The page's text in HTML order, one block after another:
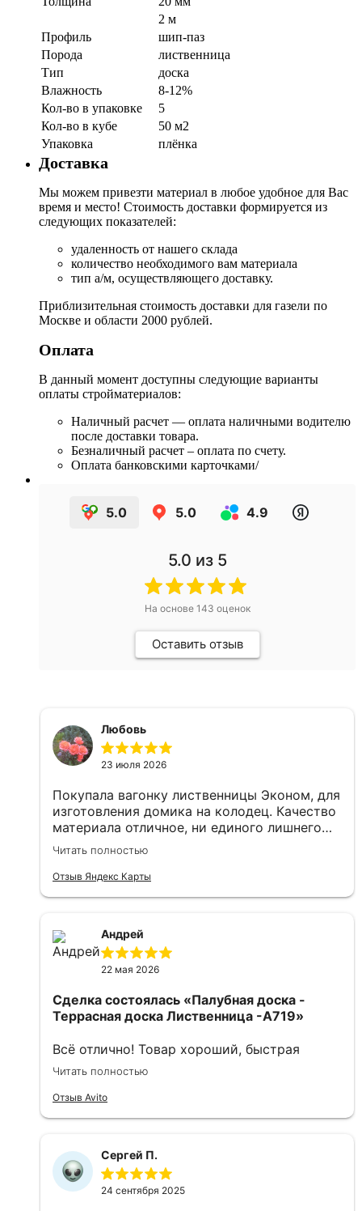
2 м
Профиль
шип-паз
Порода
лиственница
Тип
доска
Влажность
8-12%
Кол-во в упаковке
5
Кол-во в кубе
50 м2
Упаковка
плёнка
Доставка
Мы можем привезти материал в любое удобное для Вас
время и место! Стоимость доставки формируется из
следующих показателей:
удаленность от нашего склада
количество необходимого вам материала
тип а/м, осуществляющего доставку.
Приблизительная стоимость доставки для газели по
Москве и области 2000 рублей.
Оплата
В данный момент доступны следующие варианты
оплаты стройматериалов:
Наличный расчет — оплата наличными водителю
после доставки товара.
Безналичный расчет – оплата по счету.
Оплата банковскими карточками/
5.0 5.0 4.9
5.0 из 5
На основе 143 оценок
Оставить отзыв
Любовь
23 июля 2026
Покупала вагонку лиственницы Эконом, для
изготовления домика на колодец. Качество
материала отличное, ни единого лишнего
пятнышка . Хранение материала бережное ,
на складе и на территории порядок.
Персонал приветливый, дружно распилили
есть такие продавцы. Теперь знаю куда
обращаться, если понадобится купить
пиломатериалы. Лучшая компания, которую
Рекомендую всем. Это настоящие
профессионалы.
Читать полностью
Отзыв Яндекс Карты
Андрей
22 мая 2026
Сделка состоялась «Палубная доска -
Террасная доска Лиственница -A719»
Всё отлично! Товар хороший, быстрая
доставка. Посчитали, объяснили и через
Читать полностью
Отзыв Avito
Сергей П.
24 сентября 2025